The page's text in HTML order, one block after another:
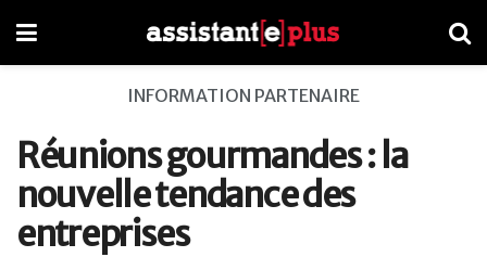
INFORMATION PARTENAIRE
Réunions gourmandes : la
nouvelle tendance des
entreprises